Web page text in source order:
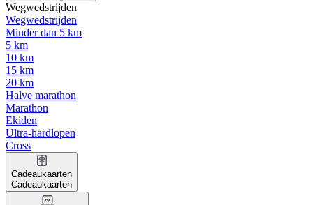
Wegwedstrijden
Wegwedstrijden
Minder dan 5 km
5 km
10 km
15 km
20 km
Halve marathon
Marathon
Ekiden
Ultra-hardlopen
Cross
Cadeaukaarten
Cadeaukaarten